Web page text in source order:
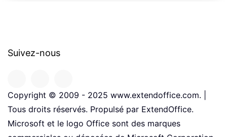
Suivez-nous
Copyright © 2009 - 2025 www.extendoffice.com. |
Tous droits réservés. Propulsé par ExtendOffice.
Microsoft et le logo Office sont des marques